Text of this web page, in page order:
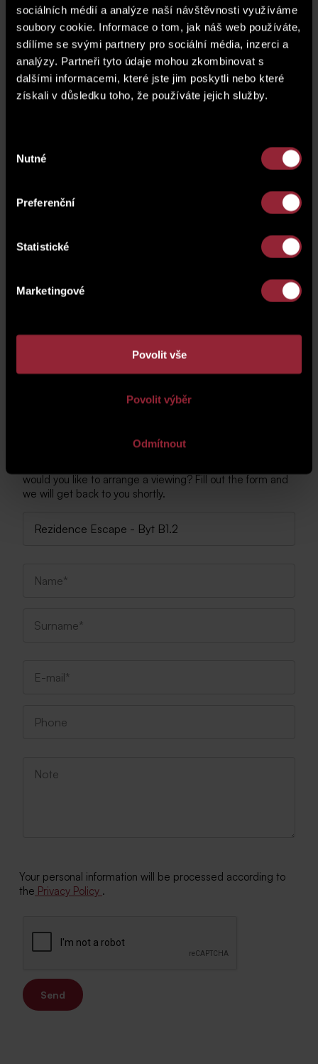
sociálních médií a analýze naší návštěvnosti využíváme
soubory cookie. Informace o tom, jak náš web používáte,
sdílíme se svými partnery pro sociální média, inzerci a
analýzy. Partneři tyto údaje mohou zkombinovat s
dalšími informacemi, které jste jim poskytli nebo které
získali v důsledku toho, že používáte jejich služby.
souhlasu
Nutné
Preferenční
Statistické
Marketingové
Povolit vše
Povolit výběr
Odmítnout
Basement (cellar) SK1.100
floor plan
would you like to arrange a viewing? Fill out the form and
we will get back to you shortly.
Your personal information will be processed according to
the Privacy Policy .
Send